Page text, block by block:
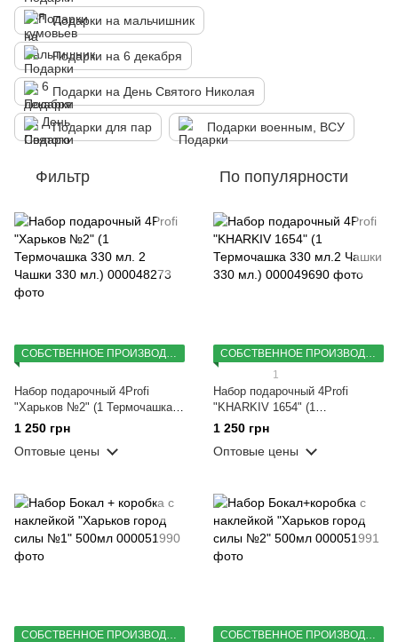
Подарки на мальчишник
Подарки на 6 декабря
Подарки на День Святого Николая
Подарки для пар Подарки военным, ВСУ
Фильтр По популярности
СОБСТВЕННОЕ ПРОИЗВОДСТВО
Набор подарочный 4Profi
"Харьков №2" (1 Термочашка
330 мл. 2 Чашки 330 мл.)
1 250 грн
Оптовые цены
СОБСТВЕННОЕ ПРОИЗВОДСТВО
1
Набор подарочный 4Profi
"KHARKIV 1654" (1
Термочашка 330 мл.2 Чашки
330 мл.)
1 250 грн
Оптовые цены
СОБСТВЕННОЕ ПРОИЗВОДСТВО СОБСТВЕННОЕ ПРОИЗВОДСТВО